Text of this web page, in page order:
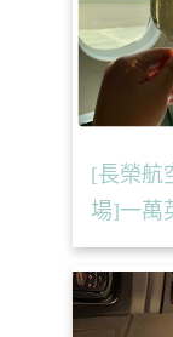
[長榮航
場]一萬